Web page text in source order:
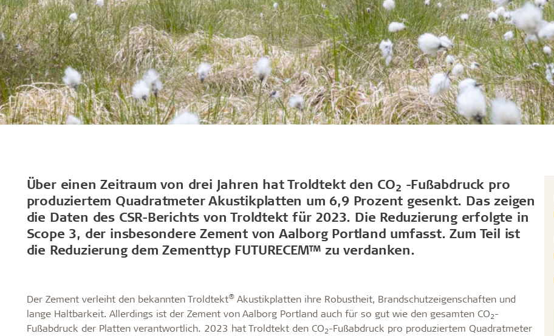
Über einen Zeitraum von drei Jahren hat Troldtekt den CO2 -Fußabdruck pro
produziertem Quadratmeter Akustikplatten um 6,9 Prozent gesenkt. Das zeigen
die Daten des CSR-Berichts von Troldtekt für 2023. Die Reduzierung erfolgte in
Scope 3, der insbesondere Zement von Aalborg Portland umfasst. Zum Teil ist
die Reduzierung dem Zementtyp FUTURECEM™ zu verdanken.
Der Zement verleiht den bekannten Troldtekt®Akustikplatten ihre Robustheit, Brandschutzeigenschaften und
lange Haltbarkeit. Allerdings ist der Zement von Aalborg Portland auch für so gut wie den gesamten CO2-
Fußabdruck der Platten verantwortlich. 2023 hat Troldtekt den CO2-Fußabdruck pro produziertem Quadratmeter